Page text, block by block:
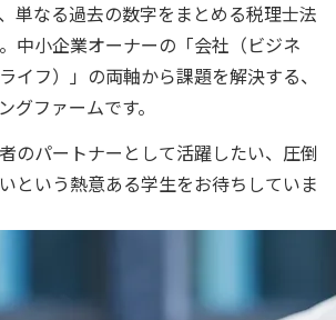
単なる過去の数字をまとめる税理士法
中小企業オーナーの「会社（ビジネ
イフ）」の両軸から課題を解決する、
グファームです。
のパートナーとして活躍したい、圧倒
という熱意ある学生をお待ちしていま